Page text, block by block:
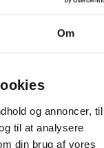
Om
og annoncer, til
til at analysere
din brug af vores
etc.
port:
og base:
på basen.